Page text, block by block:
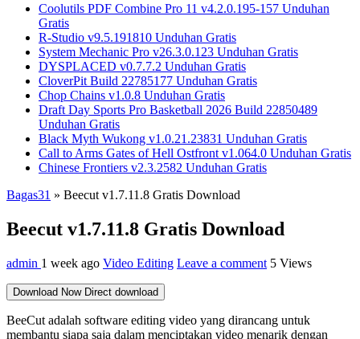
Coolutils PDF Combine Pro 11 v4.2.0.195-157 Unduhan
Gratis
R-Studio v9.5.191810 Unduhan Gratis
System Mechanic Pro v26.3.0.123 Unduhan Gratis
DYSPLACED v0.7.7.2 Unduhan Gratis
CloverPit Build 22785177 Unduhan Gratis
Chop Chains v1.0.8 Unduhan Gratis
Draft Day Sports Pro Basketball 2026 Build 22850489
Unduhan Gratis
Black Myth Wukong v1.0.21.23831 Unduhan Gratis
Call to Arms Gates of Hell Ostfront v1.064.0 Unduhan Gratis
Chinese Frontiers v2.3.2582 Unduhan Gratis
Bagas31 » Beecut v1.7.11.8 Gratis Download
Beecut v1.7.11.8 Gratis Download
admin 1 week ago Video Editing Leave a comment 5 Views
Download Now Direct download
BeeCut adalah software editing video yang dirancang untuk
membantu siapa saja dalam menciptakan video menarik dengan